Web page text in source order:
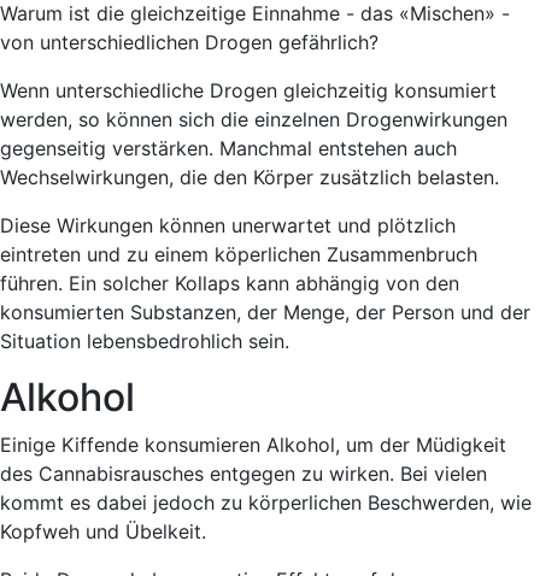
Warum ist die gleichzeitige Einnahme - das «Mischen» -
von unterschiedlichen Drogen gefährlich?
Wenn unterschiedliche Drogen gleichzeitig konsumiert
werden, so können sich die einzelnen Drogenwirkungen
gegenseitig verstärken. Manchmal entstehen auch
Wechselwirkungen, die den Körper zusätzlich belasten.
Diese Wirkungen können unerwartet und plötzlich
eintreten und zu einem köperlichen Zusammenbruch
führen. Ein solcher Kollaps kann abhängig von den
konsumierten Substanzen, der Menge, der Person und der
Situation lebensbedrohlich sein.
Alkohol
Einige Kiffende konsumieren Alkohol, um der Müdigkeit
des Cannabisrausches entgegen zu wirken. Bei vielen
kommt es dabei jedoch zu körperlichen Beschwerden, wie
Kopfweh und Übelkeit.